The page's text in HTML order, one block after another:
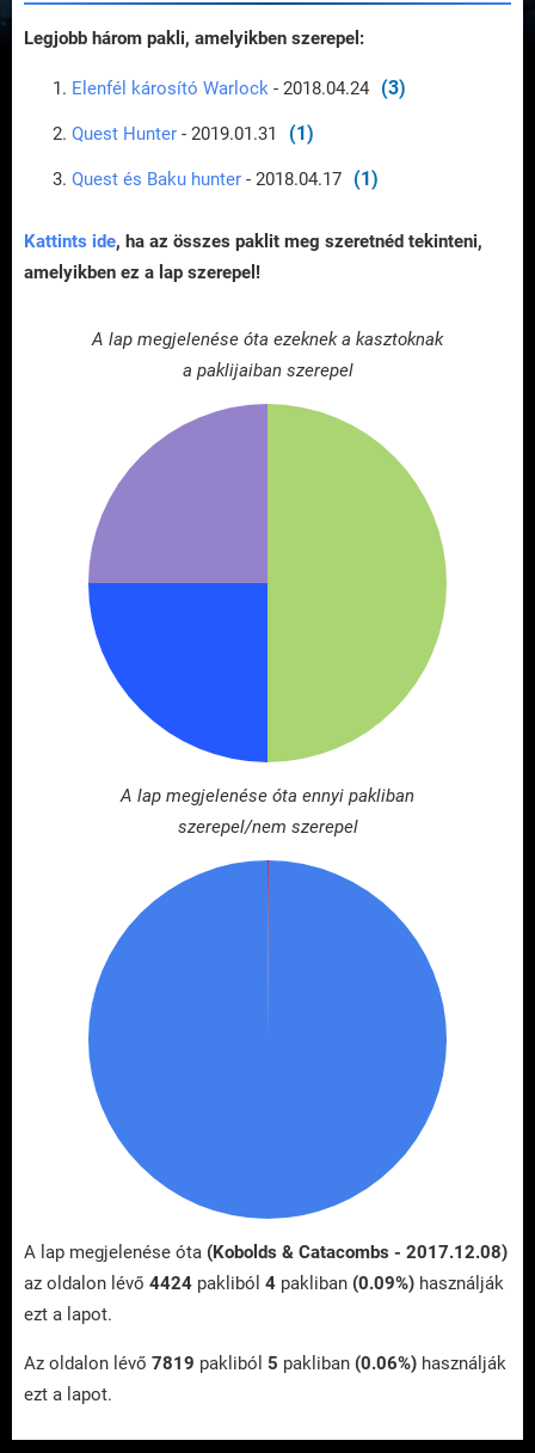
Legjobb három pakli, amelyikben szerepel:
Elenfél károsító Warlock - 2018.04.24 (3)
Quest Hunter - 2019.01.31 (1)
Quest és Baku hunter - 2018.04.17 (1)
Kattints ide, ha az összes paklit meg szeretnéd tekinteni,
amelyikben ez a lap szerepel!
A lap megjelenése óta ezeknek a kasztoknak
a paklijaiban szerepel
A lap megjelenése óta ennyi pakliban
szerepel/nem szerepel
A lap megjelenése óta (Kobolds & Catacombs - 2017.12.08)
az oldalon lévő 4424 pakliból 4 pakliban (0.09%) használják
ezt a lapot.
Az oldalon lévő 7819 pakliból 5 pakliban (0.06%) használják
ezt a lapot.